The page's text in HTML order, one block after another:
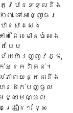
រូវបានទទួលនិង
ទៅអាជ្ញាធរ
ានសាងសង់
ដែលមានចំណង
បែប
ោគជ័យហិរញ្ញវត្ថុ
អ្នករិះគន់។
ាពយន្តនេះនិង
នដាក់បញ្ចូល
ៅមជ្ឈមណ្ឌល
ង្រៀន។ ខ្សែ